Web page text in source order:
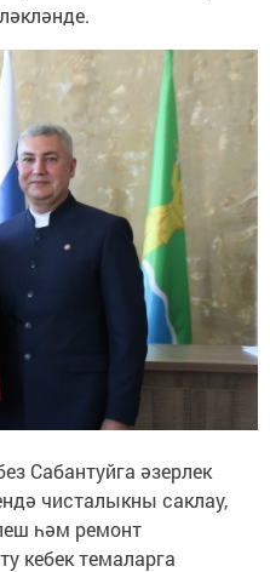
Сабантуйга әзерлек
чисталыкны саклау,
һәм ремонт
кебек темаларга